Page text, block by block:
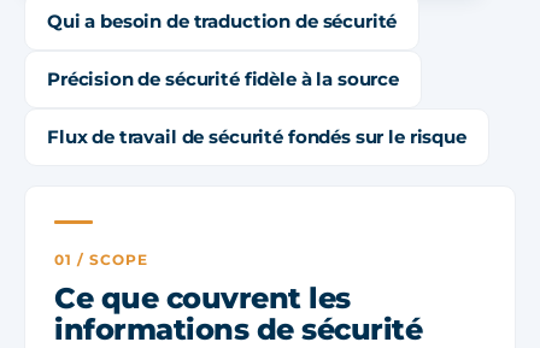
Qui a besoin de traduction de sécurité
Précision de sécurité fidèle à la source
Flux de travail de sécurité fondés sur le risque
01 / SCOPE
Ce que couvrent les
informations de sécurité